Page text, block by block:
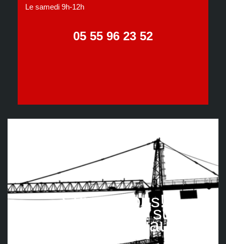
Le samedi 9h-12h
05 55 96 23 52
Suivez nous!
Retrouvez-nous sur les
réseaux sociaux